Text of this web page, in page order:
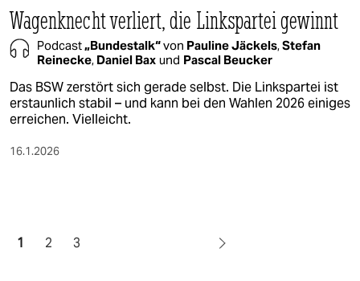
Wagenknecht verliert, die Linkspartei gewinnt
Podcast„Bundestalk“von Pauline Jäckels,Stefan
Reinecke, Daniel Bax und Pascal Beucker
Das BSW zerstört sich gerade selbst. Die Linkspartei ist
erstaunlich stabil – und kann bei den Wahlen 2026 einiges
erreichen. Vielleicht.
16.1.2026
1 2 3